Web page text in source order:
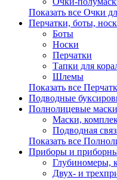
Показать все Очки
Перчатки, боты,
Боты
Носки
Перчатки
Тапки для
Шлемы
Показать все
Подводные
Полнолицевые маски
Маски,
Подводная
Показать все
Приборы и
Глубиномеры,
Двух- и